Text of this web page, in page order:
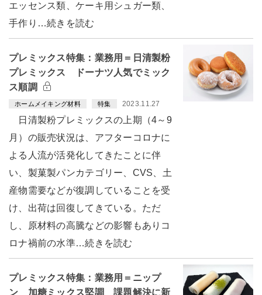
エッセンス類、ケーキ用シュガー類、
手作り…続きを読む
プレミックス特集：業務用＝日清製粉
プレミックス ドーナツ人気でミック
ス順調
ホームメイキング材料 特集 2023.11.27
日清製粉プレミックスの上期（4～9
月）の販売状況は、アフターコロナに
よる人流が活発化してきたことに伴
い、製菓製パンカテゴリー、CVS、土
産物需要などが復調していることを受
け、出荷は回復してきている。ただ
し、原材料の高騰などの影響もありコ
ロナ禍前の水準…続きを読む
プレミックス特集：業務用＝ニップ
ン 加糖ミックス堅調 課題解決に新